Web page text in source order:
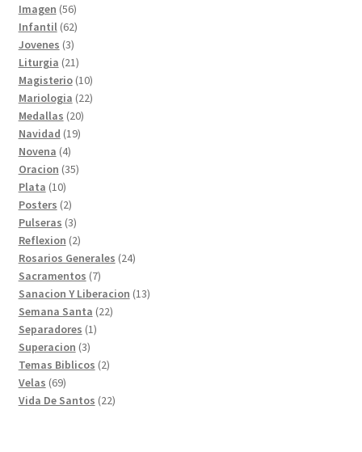
Imagen 5656
productos
Infantil 6262
productos
Jovenes 33
productos
Liturgia 2121
productos
Magisterio 1010
productos
Mariologia 2222
Medallas 2020
productos
Navidad 1919
Novena 44
productos
Oracion 3535
Plata 1010
productos
Posters 22
productos
Pulseras 33
productos
Reflexion 22
productos
Rosarios Generales 2424
Sacramentos 77
productos
Sanacion Y Liberacion 1313
Semana Santa 2222
Separadores 11
Superacion 33
productos
Temas Biblicos 22
Velas 6969
productos
Vida De Santos 2222